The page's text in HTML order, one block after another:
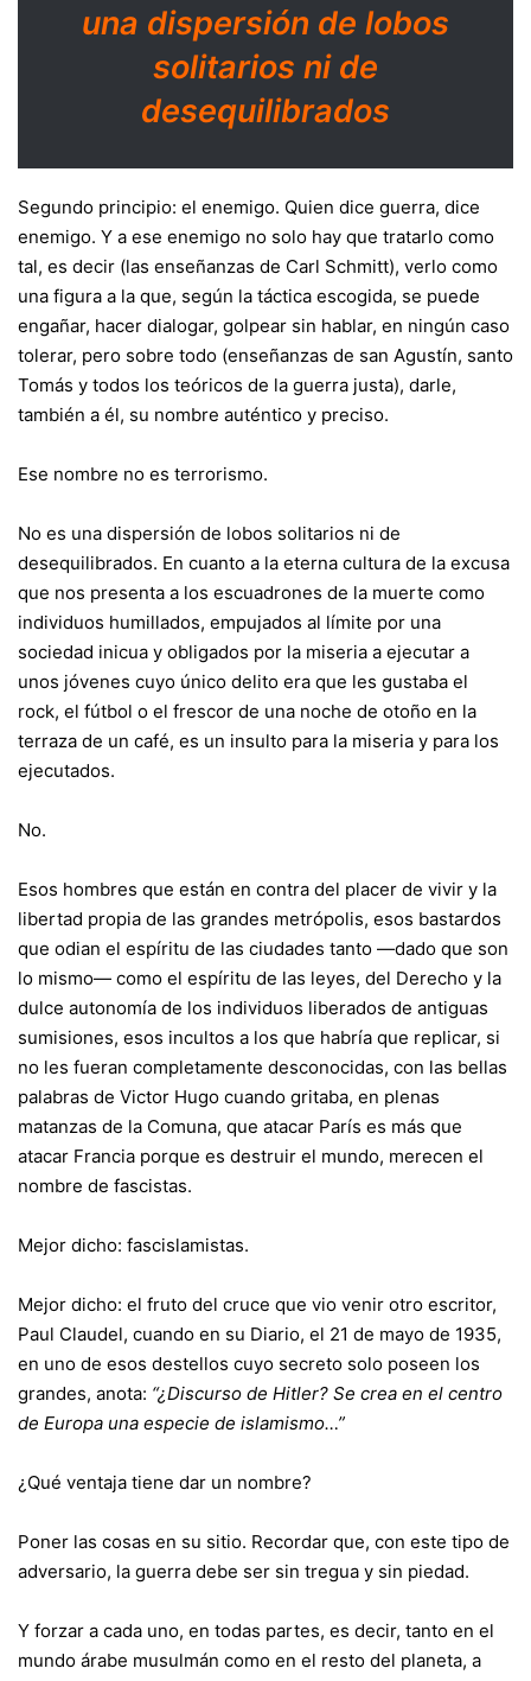
una dispersión de lobos
solitarios ni de
desequilibrados
Segundo principio: el enemigo. Quien dice guerra, dice
enemigo. Y a ese enemigo no solo hay que tratarlo como
tal, es decir (las enseñanzas de Carl Schmitt), verlo como
una figura a la que, según la táctica escogida, se puede
engañar, hacer dialogar, golpear sin hablar, en ningún caso
tolerar, pero sobre todo (enseñanzas de san Agustín, santo
Tomás y todos los teóricos de la guerra justa), darle,
también a él, su nombre auténtico y preciso.
Ese nombre no es terrorismo.
No es una dispersión de lobos solitarios ni de
desequilibrados. En cuanto a la eterna cultura de la excusa
que nos presenta a los escuadrones de la muerte como
individuos humillados, empujados al límite por una
sociedad inicua y obligados por la miseria a ejecutar a
unos jóvenes cuyo único delito era que les gustaba el
rock, el fútbol o el frescor de una noche de otoño en la
terraza de un café, es un insulto para la miseria y para los
ejecutados.
No.
Esos hombres que están en contra del placer de vivir y la
libertad propia de las grandes metrópolis, esos bastardos
que odian el espíritu de las ciudades tanto —dado que son
lo mismo— como el espíritu de las leyes, del Derecho y la
dulce autonomía de los individuos liberados de antiguas
sumisiones, esos incultos a los que habría que replicar, si
no les fueran completamente desconocidas, con las bellas
palabras de Victor Hugo cuando gritaba, en plenas
matanzas de la Comuna, que atacar París es más que
atacar Francia porque es destruir el mundo, merecen el
nombre de fascistas.
Mejor dicho: fascislamistas.
Mejor dicho: el fruto del cruce que vio venir otro escritor,
Paul Claudel, cuando en su Diario, el 21 de mayo de 1935,
en uno de esos destellos cuyo secreto solo poseen los
grandes, anota: “¿Discurso de Hitler? Se crea en el centro
de Europa una especie de islamismo…”
¿Qué ventaja tiene dar un nombre?
Poner las cosas en su sitio. Recordar que, con este tipo de
adversario, la guerra debe ser sin tregua y sin piedad.
Y forzar a cada uno, en todas partes, es decir, tanto en el
mundo árabe musulmán como en el resto del planeta, a